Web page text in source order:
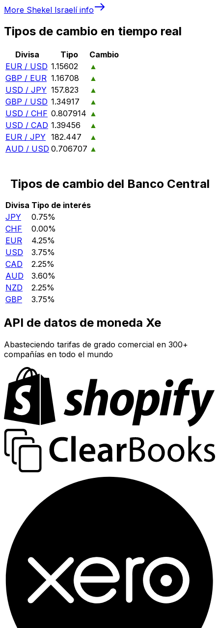
More Shekel Israelíinfo
Tipos de cambio en tiempo real
Divisa Tipo
Cambio
EUR / USD 1.15602
▲
GBP / EUR 1.16708
▲
USD / JPY 157.823
▲
GBP / USD 1.34917
▲
USD / CHF 0.807914 ▲
USD / CAD 1.39456
▲
EUR / JPY 182.447
▲
AUD / USD 0.706707 ▲
Tipos de cambio del Banco Central
Divisa Tipo de interés
JPY
0.75%
CHF
0.00%
EUR
4.25%
USD
3.75%
CAD
2.25%
AUD
3.60%
NZD
2.25%
GBP
3.75%
API de datos de moneda Xe
Abasteciendo tarifas de grado comercial en 300+
compañías en todo el mundo